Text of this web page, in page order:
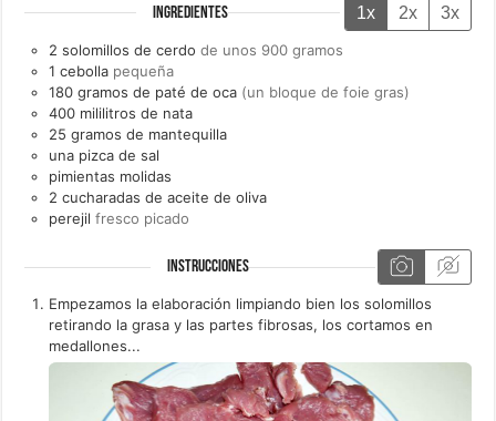
INGREDIENTES 1x 2x 3x
2 solomillos de cerdo de unos 900 gramos
1 cebolla pequeña
180 gramos de paté de oca (un bloque de foie gras)
400 mililitros de nata
25 gramos de mantequilla
una pizca de sal
pimientas molidas
2 cucharadas de aceite de oliva
perejil fresco picado
INSTRUCCIONES
Empezamos la elaboración limpiando bien los solomillos
retirando la grasa y las partes fibrosas, los cortamos en
medallones...